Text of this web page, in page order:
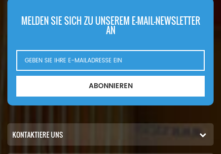
MELDEN SIE SICH ZU UNSEREM E-MAIL-NEWSLETTER
AN
ABONNIEREN
KONTAKTIERE UNS